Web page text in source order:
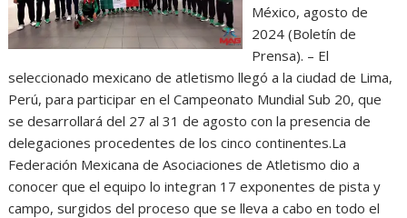
México, agosto de
2024 (Boletín de
Prensa). – El
seleccionado mexicano de atletismo llegó a la ciudad de Lima,
Perú, para participar en el Campeonato Mundial Sub 20, que
se desarrollará del 27 al 31 de agosto con la presencia de
delegaciones procedentes de los cinco continentes.La
Federación Mexicana de Asociaciones de Atletismo dio a
conocer que el equipo lo integran 17 exponentes de pista y
campo, surgidos del proceso que se lleva a cabo en todo el